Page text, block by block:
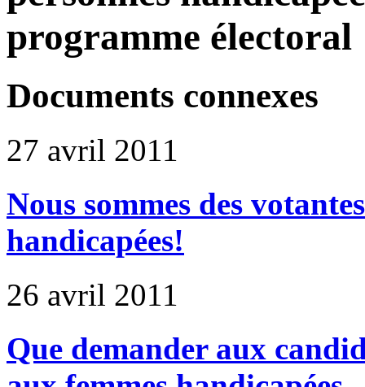
programme électoral
Documents connexes
27 avril 2011
Nous sommes des
handicapées!
26 avril 2011
Que demander aux